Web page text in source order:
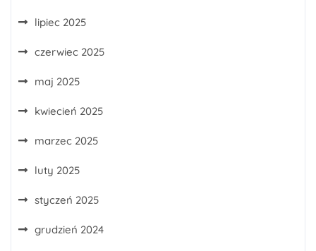
lipiec 2025
czerwiec 2025
maj 2025
kwiecień 2025
marzec 2025
luty 2025
styczeń 2025
grudzień 2024